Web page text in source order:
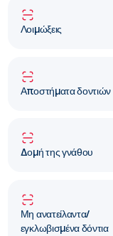
Λοιμώξεις
Αποστήματα δοντιών
Δομή της γνάθου
Μη ανατείλαντα/
εγκλωβισμένα δόντια